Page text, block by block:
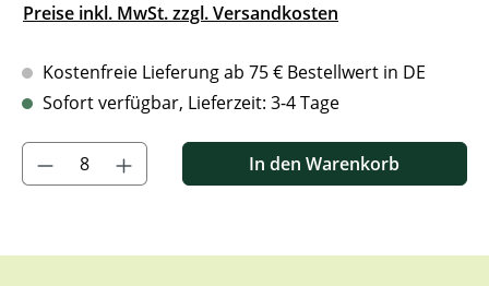
Preise inkl. MwSt. zzgl. Versandkosten
Kostenfreie Lieferung ab 75 € Bestellwert in DE
Sofort verfügbar, Lieferzeit: 3-4 Tage
Produkt Anzahl: Gib den gewünschten Wert ein oder benutze
In den Warenkorb